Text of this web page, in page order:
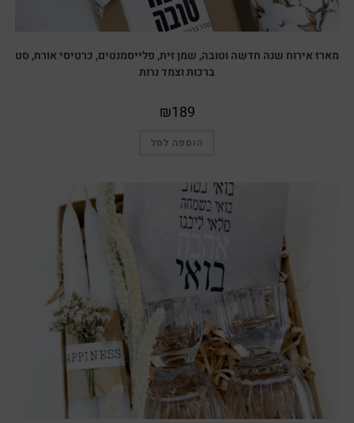
מארז אירוח שנה חדשה וטובה, שמן זית, פלייסמנטים, כרטיסי אורח, סט
ברכות וצמד נרות
₪189
הוספה לסל